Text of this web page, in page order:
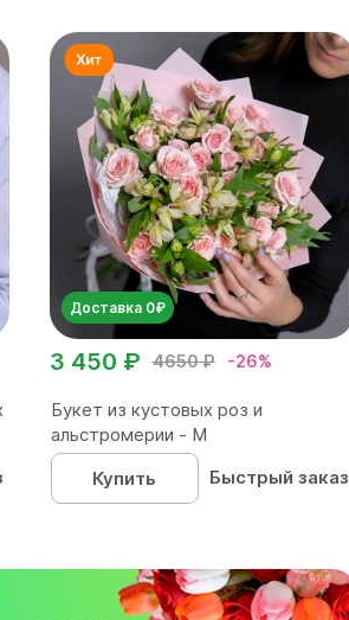
Доставка 0₽
4650 ₽ -26%
3 450 ₽
Букет из кустовых роз и
альстромерии - М
Купить
Быстрый заказ